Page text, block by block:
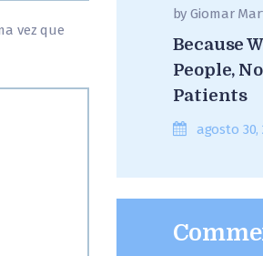
vez que
byGiomar
Because
People,
Patients
agosto 30,